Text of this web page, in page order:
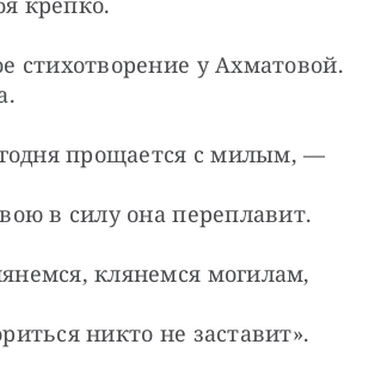
стихотворение у Ахматовой.
прощается с милым, —
в силу она переплавит.
клянемся могилам,
никто не заставит».